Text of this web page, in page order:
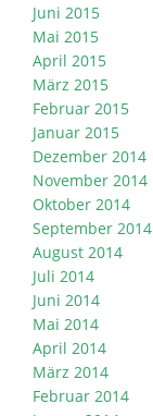
Juni 2015
Mai 2015
April 2015
März 2015
Februar 2015
Januar 2015
Dezember 2014
November 2014
Oktober 2014
September 2014
August 2014
Juli 2014
Juni 2014
Mai 2014
April 2014
März 2014
Februar 2014